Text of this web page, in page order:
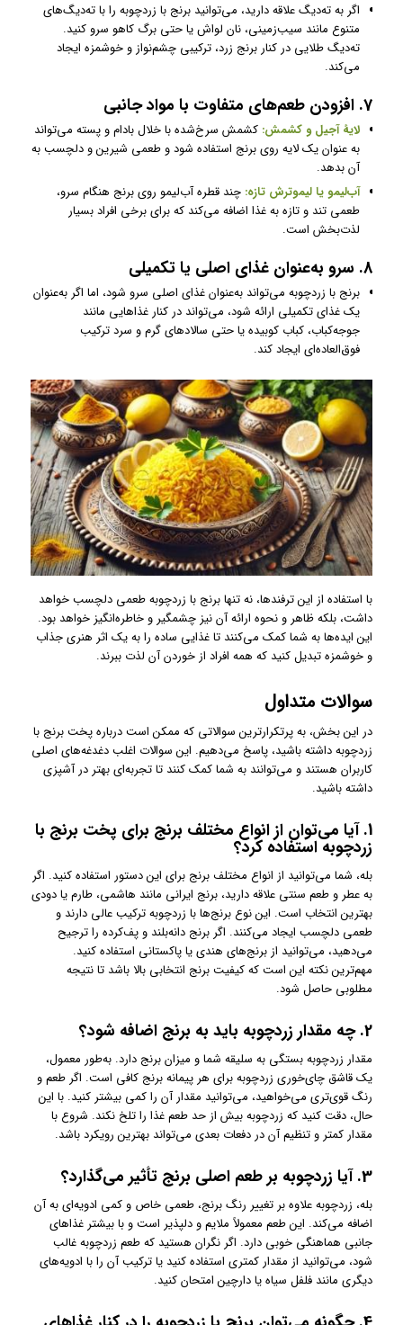
اگر به ته‌دیگ علاقه دارید، می‌توانید برنج با زردچوبه را با ته‌دیگ‌های
متنوع مانند سیب‌زمینی، نان لواش یا حتی برگ کاهو سرو کنید.
ته‌دیگ طلایی در کنار برنج زرد، ترکیبی چشم‌نواز و خوشمزه ایجاد
می‌کند.
7. افزودن طعم‌های متفاوت با مواد جانبی
لایۀ آجیل و کشمش: کشمش سرخ‌شده با خلال بادام و پسته می‌تواند
به عنوان یک لایه روی برنج استفاده شود و طعمی شیرین و دلچسب به
آن بدهد.
آب‌لیمو یا لیموترش تازه: چند قطره آب‌لیمو روی برنج هنگام سرو،
طعمی تند و تازه به غذا اضافه می‌کند که برای برخی افراد بسیار
لذت‌بخش است.
8. سرو به‌عنوان غذای اصلی یا تکمیلی
برنج با زردچوبه می‌تواند به‌عنوان غذای اصلی سرو شود، اما اگر به‌عنوان
یک غذای تکمیلی ارائه شود، می‌تواند در کنار غذاهایی مانند
جوجه‌کباب، کباب کوبیده یا حتی سالاد‌های گرم و سرد ترکیب
فوق‌العاده‌ای ایجاد کند.
با استفاده از این ترفندها، نه تنها برنج با زردچوبه طعمی دلچسب خواهد
داشت، بلکه ظاهر و نحوه ارائه آن نیز چشمگیر و خاطره‌انگیز خواهد بود.
این ایده‌ها به شما کمک می‌کنند تا غذایی ساده را به یک اثر هنری جذاب
و خوشمزه تبدیل کنید که همه افراد از خوردن آن لذت ببرند.
سوالات متداول
در این بخش، به پرتکرارترین سوالاتی که ممکن است درباره پخت برنج با
زردچوبه داشته باشید، پاسخ می‌دهیم. این سوالات اغلب دغدغه‌های اصلی
کاربران هستند و می‌توانند به شما کمک کنند تا تجربه‌ای بهتر در آشپزی
داشته باشید.
1. آیا می‌توان از انواع مختلف برنج برای پخت برنج با
زردچوبه استفاده کرد؟
بله، شما می‌توانید از انواع مختلف برنج برای این دستور استفاده کنید. اگر
به عطر و طعم سنتی علاقه دارید، برنج ایرانی مانند هاشمی، طارم یا دودی
بهترین انتخاب است. این نوع برنج‌ها با زردچوبه ترکیب عالی دارند و
طعمی دلچسب ایجاد می‌کنند. اگر برنج دانه‌بلند و پف‌کرده را ترجیح
می‌دهید، می‌توانید از برنج‌های هندی یا پاکستانی استفاده کنید.
مهم‌ترین نکته این است که کیفیت برنج انتخابی بالا باشد تا نتیجه
مطلوبی حاصل شود.
2. چه مقدار زردچوبه باید به برنج اضافه شود؟
مقدار زردچوبه بستگی به سلیقه شما و میزان برنج دارد. به‌طور معمول،
یک قاشق چای‌خوری زردچوبه برای هر پیمانه برنج کافی است. اگر طعم و
رنگ قوی‌تری می‌خواهید، می‌توانید مقدار آن را کمی بیشتر کنید. با این
حال، دقت کنید که زردچوبه بیش از حد طعم غذا را تلخ نکند. شروع با
مقدار کمتر و تنظیم آن در دفعات بعدی می‌تواند بهترین رویکرد باشد.
3. آیا زردچوبه بر طعم اصلی برنج تأثیر می‌گذارد؟
بله، زردچوبه علاوه بر تغییر رنگ برنج، طعمی خاص و کمی ادویه‌ای به آن
اضافه می‌کند. این طعم معمولاً ملایم و دلپذیر است و با بیشتر غذاهای
جانبی هماهنگی خوبی دارد. اگر نگران هستید که طعم زردچوبه غالب
شود، می‌توانید از مقدار کمتری استفاده کنید یا ترکیب آن را با ادویه‌های
دیگری مانند فلفل سیاه یا دارچین امتحان کنید.